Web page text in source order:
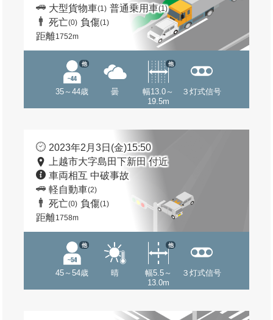
大型貨物車(1) 普通乗用車(1)
死亡(0) 負傷(1)
距離1752m
35～44歳
他
曇
幅13.0～
19.5m
他
３灯式信号
2023年2月3日(金)15:50
上越市大字島田下新田 付近
車両相互 中破事故
軽自動車(2)
死亡(0) 負傷(1)
距離1758m
45～54歳
他
晴
幅5.5～
13.0m
他
３灯式信号